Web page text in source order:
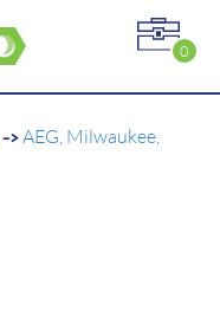
0
->AEG, Milwaukee,